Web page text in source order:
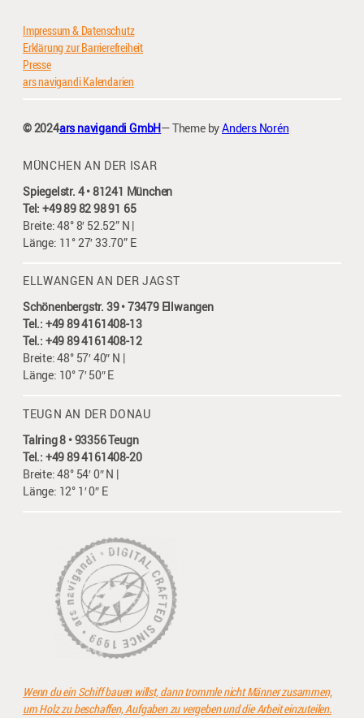
Impressum & Datenschutz
Erklärung zur Barrierefreiheit
Presse
ars navigandi Kalendarien
© 2024ars navigandi GmbH— Theme byAnders Norén
MÜNCHEN AN DER ISAR
Spiegelstr. 4 • 81241 München
Tel: +49 89 82 98 91 65
Breite: 48° 8′ 52.52” N |
Länge: 11° 27′ 33.70” E
ELLWANGEN AN DER JAGST
Schönenbergstr. 39 • 73479 Ellwangen
Tel.: +49 89 4161408-13
Tel.: +49 89 4161408-12
Breite: 48° 57′ 40″ N |
Länge: 10° 7′ 50″ E
TEUGN AN DER DONAU
Talring 8 • 93356 Teugn
Tel.: +49 89 4161408-20
Breite: 48° 54′ 0″ N |
Länge: 12° 1′ 0″ E
Wenn du ein Schiff bauen willst, dann trommle nicht Männer zusammen,
um Holz zu beschaffen, Aufgaben zu vergeben und die Arbeit einzuteilen.